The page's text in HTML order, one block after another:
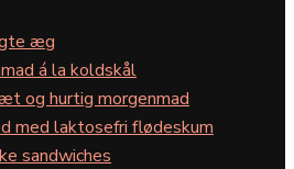
æg
á la koldskål
og hurtig morgenmad
med laktosefri flødeskum
sandwiches